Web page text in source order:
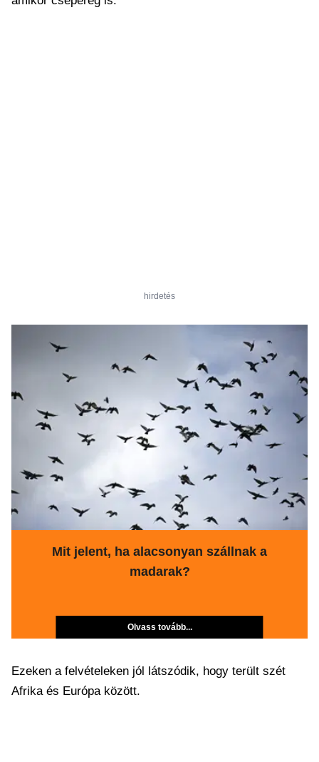
hirdetés
Mit jelent, ha alacsonyan szállnak a
madarak?
Olvass tovább...
Ezeken a felvételeken jól látszódik, hogy terült szét
Afrika és Európa között.